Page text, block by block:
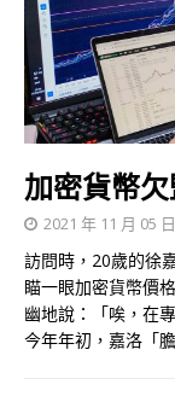
加密貨幣
2021 年 11 月 05 日
訪問時，20歲的徐
瞄一眼加密貨幣價
幽地說：「唉，在
今年年初，嘉洛「